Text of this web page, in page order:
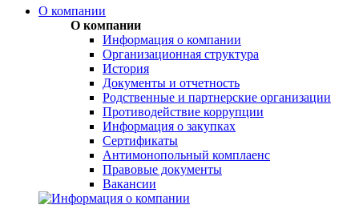
О компании
О компании
Информация о компании
Организационная структура
История
Документы и отчетность
Родственные и партнерские организации
Противодействие коррупции
Информация о закупках
Сертификаты
Антимонопольный комплаенс
Правовые документы
Вакансии